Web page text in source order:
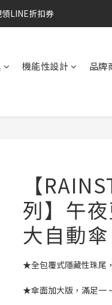
即贈送購物金50元
LINE折扣券
機能性設計 品牌
【
列】午
大自動傘
★全包覆式隱藏性珠尾
★傘面加大版，滿足一